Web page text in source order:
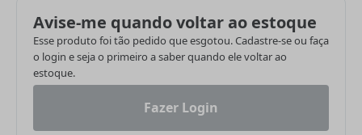
Avise-me quando voltar ao estoque
Esse produto foi tão pedido que esgotou. Cadastre-se ou faça
o login e seja o primeiro a saber quando ele voltar ao
estoque.
Fazer Login